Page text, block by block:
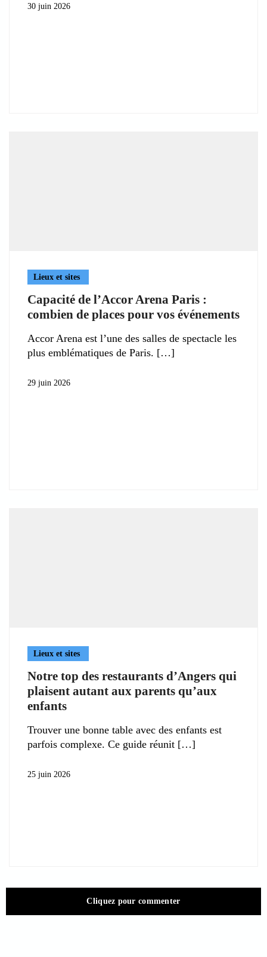
30 juin 2026
Lieux et sites
Capacité de l’Accor Arena Paris :
combien de places pour vos événements
Accor Arena est l’une des salles de spectacle les
plus emblématiques de Paris.
29 juin 2026
Lieux et sites
Notre top des restaurants d’Angers qui
plaisent autant aux parents qu’aux
enfants
Trouver une bonne table avec des enfants est
parfois complexe. Ce guide réunit
25 juin 2026
Cliquez pour commenter